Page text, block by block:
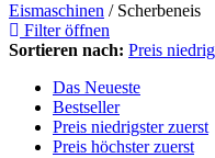
Eismaschinen / Scherbeneis
Filter öffnen
Sortieren nach: Preis
Das Neueste
Bestseller
Preis niedrigster zuerst
Preis höchster zuerst